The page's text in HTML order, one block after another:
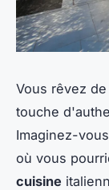
Vous rêvez de
touche
Imaginez-
où vous
cuisine